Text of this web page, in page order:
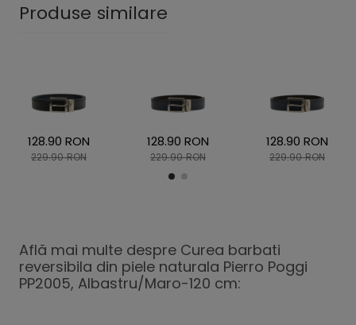
Produse similare
128.90 RON
229.90 RON
128.90 RON
229.90 RON
128.90 RON
229.90 RON
Află mai multe despre Curea barbati
reversibila din piele naturala Pierro Poggi
PP2005, Albastru/Maro-120 cm: